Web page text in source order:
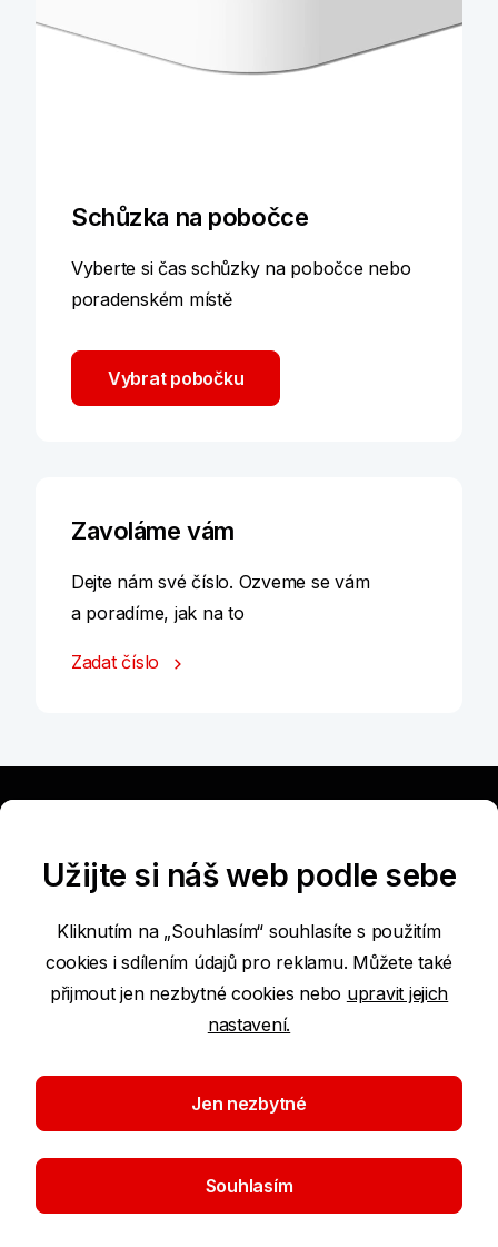
Schůzka na pobočce
Vyberte si čas schůzky na pobočce nebo
poradenském místě
Vybrat pobočku
Zavoláme vám
Dejte nám své číslo. Ozveme se vám
a poradíme, jak na to
Zadat číslo
Nabídka
Nástroje a rady
O bance
Časté dotazy
Pobočky a bankomaty
Užijte si náš web podle sebe
Kliknutím na „Souhlasím“ souhlasíte s použitím
cookies i sdílením údajů pro reklamu. Můžete také
přijmout jen nezbytné cookies nebo upravit jejich
nastavení.
Jen nezbytné
Souhlasím